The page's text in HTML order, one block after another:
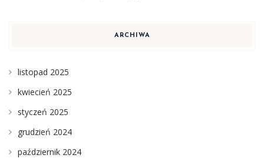
ARCHIWA
listopad 2025
kwiecień 2025
styczeń 2025
grudzień 2024
październik 2024